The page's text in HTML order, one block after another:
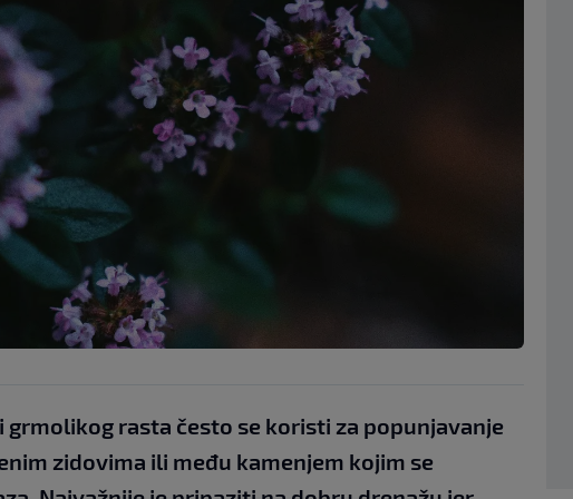
grmolikog rasta često se koristi za popunjavanje
zidovima ili među kamenjem kojim se